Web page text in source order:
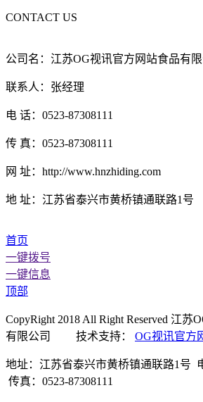
CONTACT US
公司名：江苏OG视讯官方网站食品有限
联系人：张经理
电 话：0523-87308111
传 真：0523-87308111
网 址：http://www.hnzhiding.com
地 址：江苏省泰兴市黄桥镇通联路1号
首页
一键拨号
一键信息
顶部
CopyRight 2018 All Right Reserved 江苏
有限公司 技术支持： OG视讯官方
地址：江苏省泰兴市黄桥镇通联路1号
传真：0523-87308111